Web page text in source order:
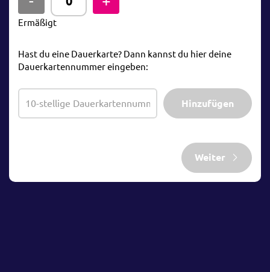
Ermäßigt
Hast du eine Dauerkarte? Dann kannst du hier deine
Dauerkartennummer eingeben:
Hinzufügen
Weiter